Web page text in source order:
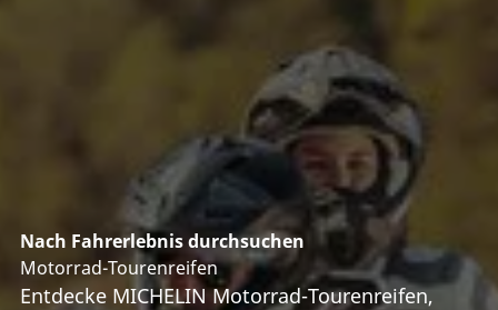
Nach Fahrerlebnis durchsuchen
Motorrad-Tourenreifen
Entdecke MICHELIN Motorrad-Tourenreifen,